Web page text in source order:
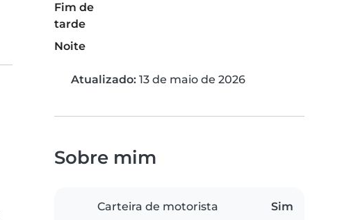
Fim de
tarde
Noite
Atualizado: 13 de maio de 2026
Sobre mim
Carteira de motorista Sim